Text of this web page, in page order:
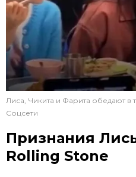
Лиса, Чикита и Фарита обедают в
Соцсети
Признания
Rolling Stone